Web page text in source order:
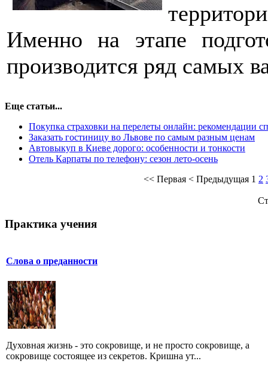
Именно на этапе
производится ряд самых
Еще статьи...
Покупка страховки на перелеты онлайн: рекомендации
Заказать гостиницу во Львове по самым разным ценам
Автовыкуп в Киеве дорого: особенности и тонкости
Отель Карпаты по телефону: сезон лето-осень
<< Первая < Предыдущая 1 2
Практика учения
Слова о преданности
Духовная жизнь - это сокровище, и не просто сокровище, а
сокровище состоящее из секретов. Кришна ут...